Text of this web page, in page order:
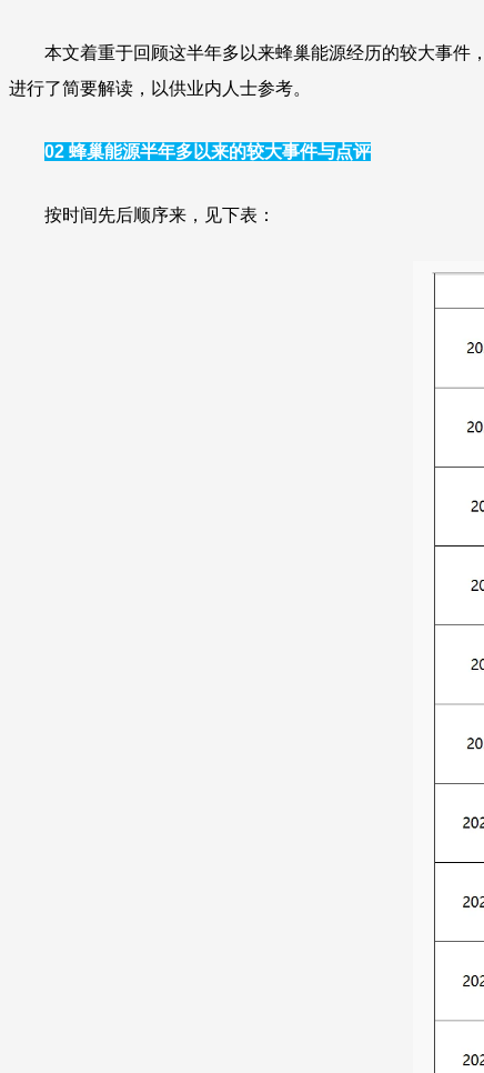
本文着重于回顾这半年多以来蜂巢能源经历的较大事件
进行了简要解读，以供业内人士参考。
02 蜂巢能源半年多以来的较大事件与点评
按时间先后顺序来，见下表：